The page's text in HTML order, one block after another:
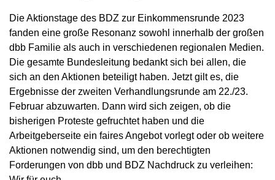
Die Aktionstage des BDZ zur Einkommensrunde 2023
fanden eine große Resonanz sowohl innerhalb der großen
dbb Familie als auch in verschiedenen regionalen Medien.
Die gesamte Bundesleitung bedankt sich bei allen, die
sich an den Aktionen beteiligt haben. Jetzt gilt es, die
Ergebnisse der zweiten Verhandlungsrunde am 22./23.
Februar abzuwarten. Dann wird sich zeigen, ob die
bisherigen Proteste gefruchtet haben und die
Arbeitgeberseite ein faires Angebot vorlegt oder ob weitere
Aktionen notwendig sind, um den berechtigten
Forderungen von dbb und BDZ Nachdruck zu verleihen: